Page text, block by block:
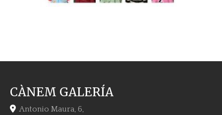
CÀNEM GALERÍA
Antonio Maura, 6,